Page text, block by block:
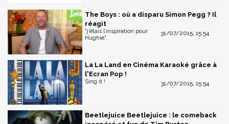
The Boys : où a disparu Simon Pegg ? Il
réagit
31/07/2015, 15:54
"j’étais l’inspiration pour
Hughie"
La La Land en Cinéma Karaoké grâce à
l'Ecran Pop !
31/07/2015, 15:54
Sing it !
Beetlejuice Beetlejuice : le comeback